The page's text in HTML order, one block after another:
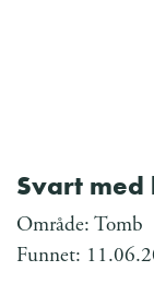
Svart
Område: Tomb
Funnet: